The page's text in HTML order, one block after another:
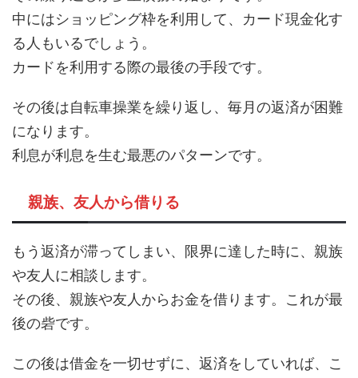
中にはショッピング枠を利用して、カード現金化す
る人もいるでしょう。
カードを利用する際の最後の手段です。
その後は自転車操業を繰り返し、毎月の返済が困難
になります。
利息が利息を生む最悪のパターンです。
親族、友人から借りる
もう返済が滞ってしまい、限界に達した時に、親族
や友人に相談します。
その後、親族や友人からお金を借ります。これが最
後の砦です。
この後は借金を一切せずに、返済をしていれば、こ